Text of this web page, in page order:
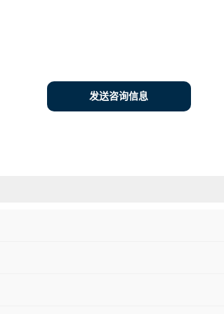
发送咨询信息